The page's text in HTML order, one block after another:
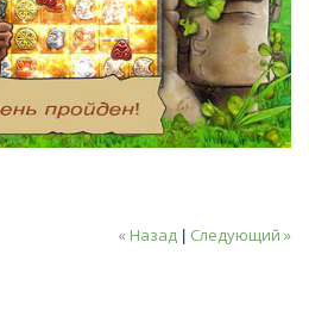
« Назад Следующий »